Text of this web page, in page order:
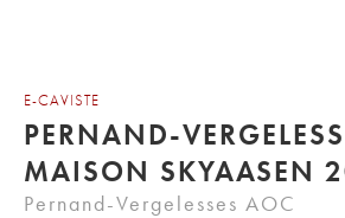
E-CAVISTE
PERNAND-
Pernand-Vergelesses AOC